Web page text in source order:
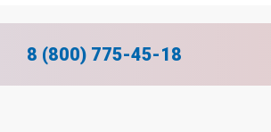
8 (800) 775-45-18